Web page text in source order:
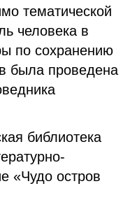
тематической
человека в
по сохранению
была проведена
библиотека
«Чудо остров